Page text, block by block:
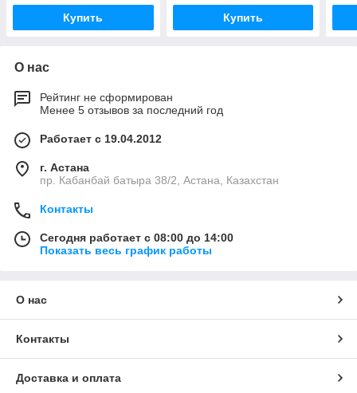
Купить Купить
О нас
Рейтинг не сформирован
Менее 5 отзывов за последний год
Работает с 19.04.2012
г. Астана
пр. Кабанбай батыра 38/2, Астана, Казахстан
Контакты
Сегодня работает с 08:00 до 14:00
Показать весь график работы
О нас
Контакты
Доставка и оплата